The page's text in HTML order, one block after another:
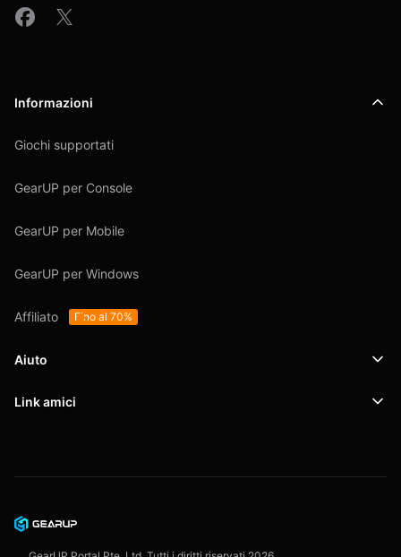
Informazioni
Giochi supportati
GearUP per Console
GearUP per Mobile
GearUP per Windows
Affiliato Fino al 70%
Aiuto
Supporto
Accordo con l'utente
Link amici